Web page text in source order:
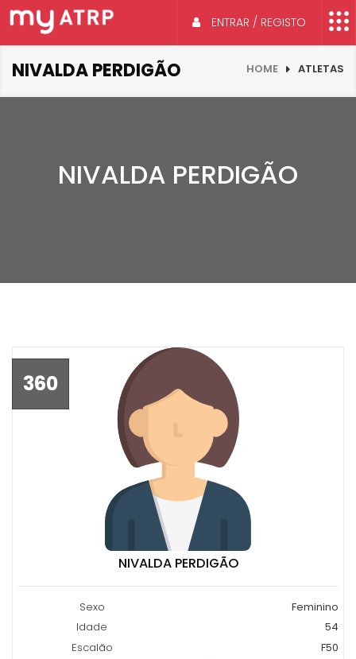
ENTRAR / REGISTO
NIVALDA PERDIGÃO HOME ATLETAS
NIVALDA PERDIGÃO
360
NIVALDA PERDIGÃO
Sexo
Feminino
Idade
54
Escalão
F50